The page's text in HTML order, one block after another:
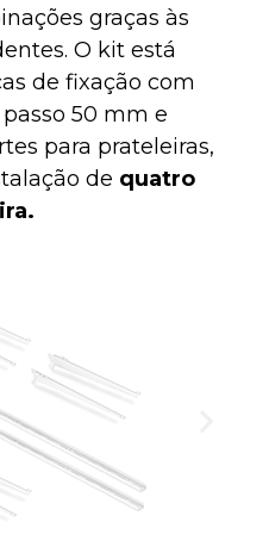
graças às
O kit está
de fixação com
50 mm e
para prateleiras,
de quatro